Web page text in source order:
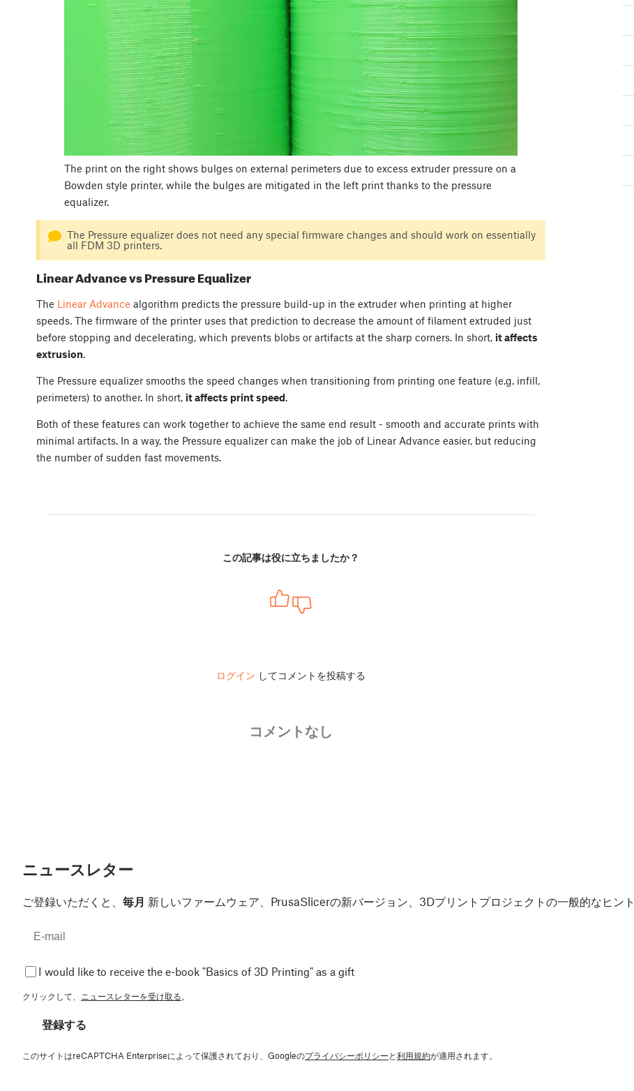
The print on the right shows bulges on external perimeters due to excess extruder pressure on a
Bowden style printer, while the bulges are mitigated in the left print thanks to the pressure
equalizer.
The Pressure equalizer does not need any special firmware changes and should work on essentially
all FDM 3D printers.
Linear Advance vs Pressure Equalizer
The Linear Advance algorithm predicts the pressure build-up in the extruder when printing at higher
speeds. The firmware of the printer uses that prediction to decrease the amount of filament extruded just
before stopping and decelerating, which prevents blobs or artifacts at the sharp corners. In short, it affects
extrusion.
The Pressure equalizer smooths the speed changes when transitioning from printing one feature (e.g. infill,
perimeters) to another. In short, it affects print speed.
Both of these features can work together to achieve the same end result - smooth and accurate prints with
minimal artifacts. In a way, the Pressure equalizer can make the job of Linear Advance easier, but reducing
the number of sudden fast movements.
この記事は役に立ちましたか？
ログイン してコメントを投稿する
コメントなし
ニュースレター
ご登録いただくと、 毎月 新しいファームウェア、PrusaSlicerの新バージョン、3Dプリントプロジェクトの一般的なヒン
I would like to receive the e-book "Basics of 3D Printing" as a gift
クリックして、 ニュースレターを受け取る。
登録する
このサイトはreCAPTCHA Enterpriseによって保護されており、Googleのプライバシーポリシーと利用規約が適用されます。